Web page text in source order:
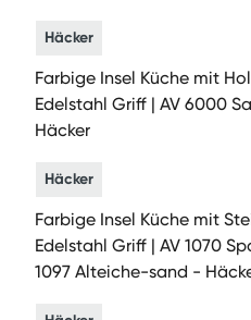
Häcker
Farbige Insel Küche mit
Edelstahl Griff | AV 6000
Häcker
Häcker
Farbige Insel Küche mit
Edelstahl Griff | AV 1070
1097 Alteiche-sand -